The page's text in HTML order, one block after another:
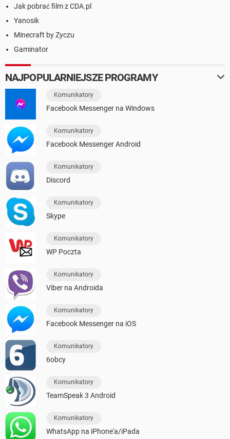
Jak pobrać film z CDA.pl
Yanosik
Minecraft by Zyczu
Gaminator
NAJPOPULARNIEJSZE PROGRAMY
Komunikatory
Facebook Messenger na Windows
Komunikatory
Facebook Messenger Android
Komunikatory
Discord
Komunikatory
Skype
Komunikatory
WP Poczta
Komunikatory
Viber na Androida
Komunikatory
Facebook Messenger na iOS
Komunikatory
6obcy
Komunikatory
TeamSpeak 3 Android
Komunikatory
WhatsApp na iPhone'a/iPada